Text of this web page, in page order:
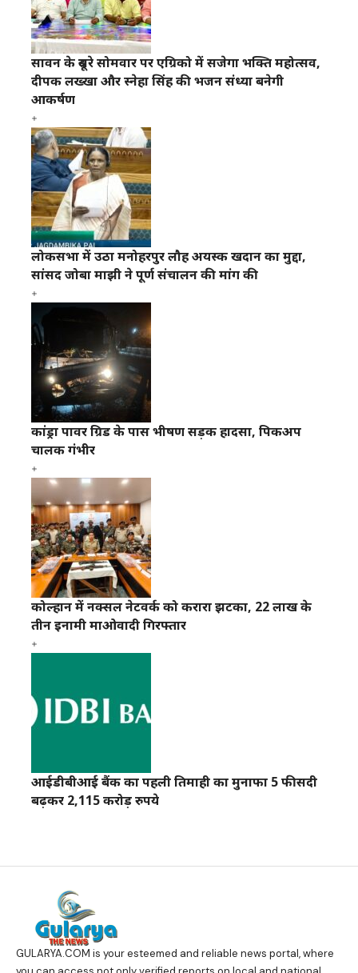
सावन के दूसरे सोमवार पर एग्रिको में सजेगा भक्ति महोत्सव,
दीपक लख्खा और स्नेहा सिंह की भजन संध्या बनेगी
आकर्षण
लोकसभा में उठा मनोहरपुर लौह अयस्क खदान का मुद्दा,
सांसद जोबा माझी ने पूर्ण संचालन की मांग की
कांड्रा पावर ग्रिड के पास भीषण सड़क हादसा, पिकअप
चालक गंभीर
कोल्हान में नक्सल नेटवर्क को करारा झटका, 22 लाख के
तीन इनामी माओवादी गिरफ्तार
आईडीबीआई बैंक का पहली तिमाही का मुनाफा 5 फीसदी
बढ़कर 2,115 करोड़ रुपये
GULARYA.COM is your esteemed and reliable news portal, where